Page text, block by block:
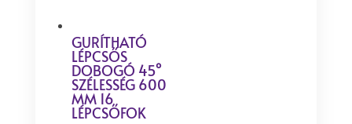
GURÍTHATÓ
LÉPCSŐS
DOBOGÓ 45°
SZÉLESSÉG 600
MM 16
LÉPCSŐFOK